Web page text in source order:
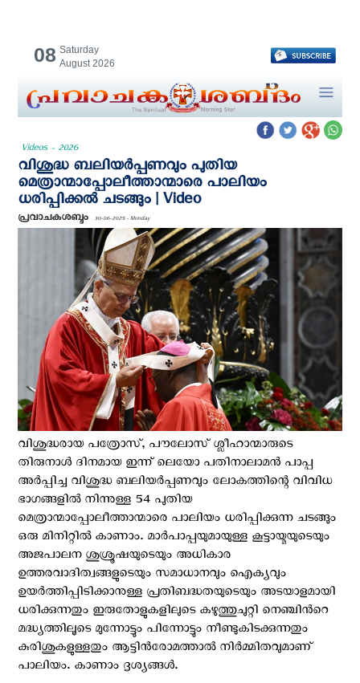
08 Saturday
August 2026
Videos - 2026
വിശുദ്ധ ബലിയർപ്പണവും പുതിയ
മെത്രാന്മാപ്പോലീത്താന്മാരെ പാലിയം
ധരിപ്പിക്കൽ ചടങ്ങും | Video
പ്രവാചകശബ്ദം 30-06-2025 - Monday
വിശുദ്ധരായ പത്രോസ്, പൗലോസ് ശ്ലീഹാന്മാരുടെ
തിരുനാള്‍ ദിനമായ ഇന്ന് ലെയോ പതിനാലാമന്‍ പാപ്പ
അർപ്പിച്ച വിശുദ്ധ ബലിയർപ്പണവും ലോകത്തിന്റെ വിവിധ
ഭാഗങ്ങളിൽ നിന്നുള്ള 54 പുതിയ
മെത്രാന്മാപ്പോലീത്താന്മാരെ പാലിയം ധരിപ്പിക്കുന്ന ചടങ്ങും
ഒരു മിനിറ്റിൽ കാണാം. മാർപാപ്പയുമായുള്ള കൂട്ടായ്മയുടെയും
അജപാലന ശുശ്രൂഷയുടെയും അധികാര
ഉത്തരവാദിത്വങ്ങളുടെയും സമാധാനവും ഐക്യവും
ഉയർത്തിപ്പിടിക്കാനുള്ള പ്രതിബദ്ധതയുടെയും അടയാളമായി
ധരിക്കുന്നതും ഇരുതോളുകളിലുടെ കഴുത്തുചുറ്റി നെഞ്ചിൻറെ
മദ്ധ്യത്തിലൂടെ മുന്നോട്ടും പിന്നോട്ടും നീണ്ടുകിടക്കുന്നതും
കുരിശുകളുള്ളതും ആട്ടിൻരോമത്താൽ നിർമ്മിതവുമാണ്
പാലിയം. കാണാം ദൃശ്യങ്ങൾ.